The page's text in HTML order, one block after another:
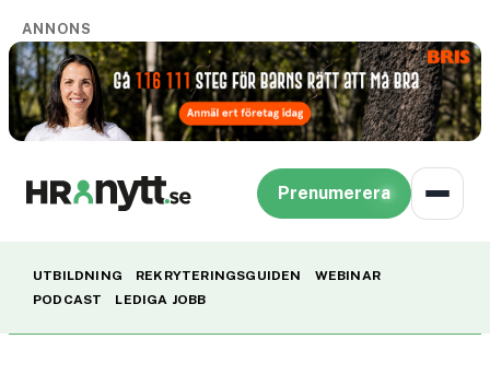
ANNONS
Prenumerera
UTBILDNING REKRYTERINGSGUIDEN
WEBINAR
PODCAST
LEDIGA JOBB